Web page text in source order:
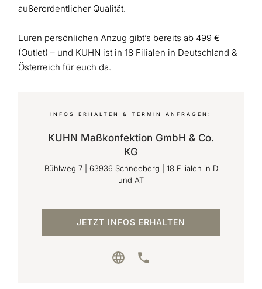
außerordentlicher Qualität.
Euren persönlichen Anzug gibt’s bereits ab 499 €
(Outlet) – und KUHN ist in 18 Filialen in Deutschland &
Österreich für euch da.
INFOS ERHALTEN & TERMIN ANFRAGEN:
KUHN Maßkonfektion GmbH & Co.
KG
Bühlweg 7| 63936 Schneeberg | 18 Filialen in D
und AT
JETZT INFOS ERHALTEN